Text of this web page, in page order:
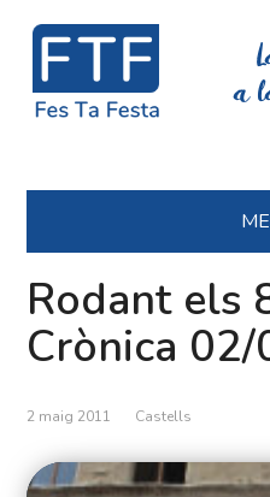
a
Rodant els
Crònica
2 maig 2011 Castells